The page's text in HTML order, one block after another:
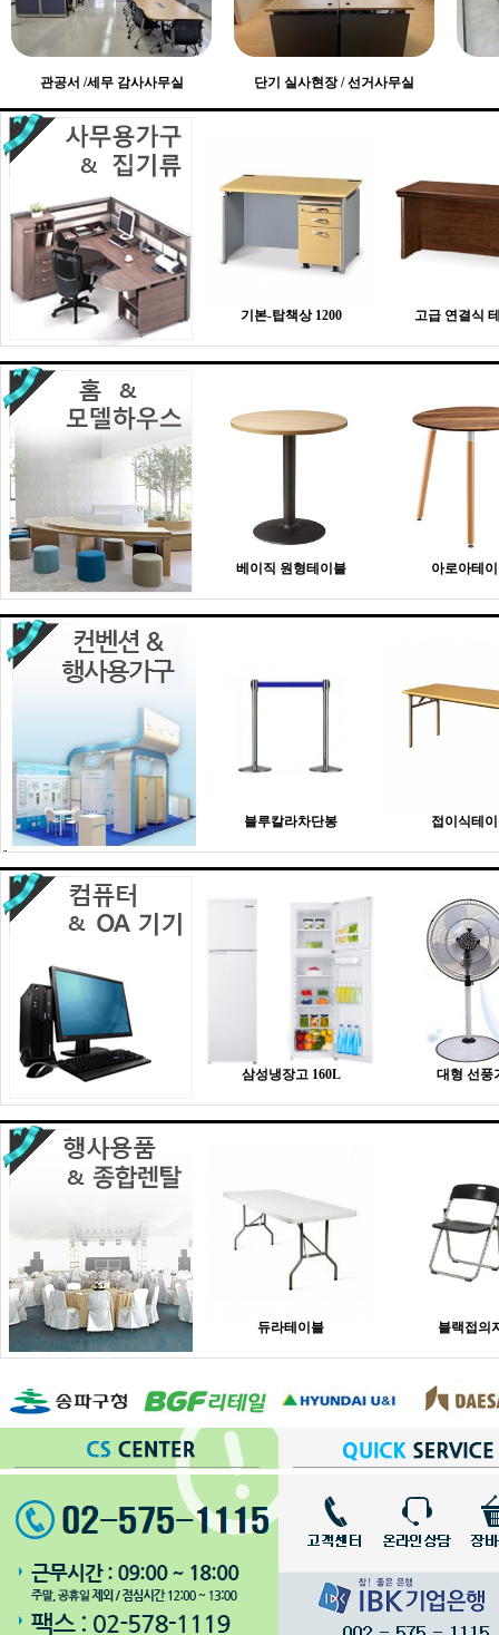
관공서 /세무 감사사무실 단기 실사현장 / 선거사무실
기본-탑책상 1200 고급 연결식
베이직 원형테이블 아로아테
블루칼라차단봉 접이식테
삼성냉장고 160L 대형 선풍
듀라테이블 블랙접의